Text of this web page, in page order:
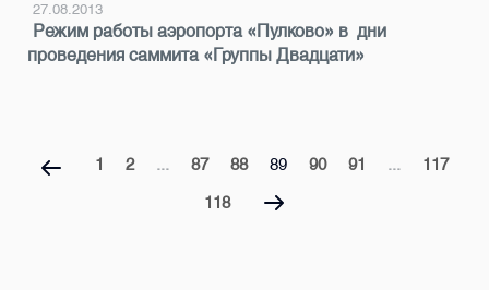
27.08.2013
Режим работы аэропорта «Пулково» в дни
проведения саммита «Группы Двадцати»
1 2 ... 87 88 89 90 91 ... 117
118